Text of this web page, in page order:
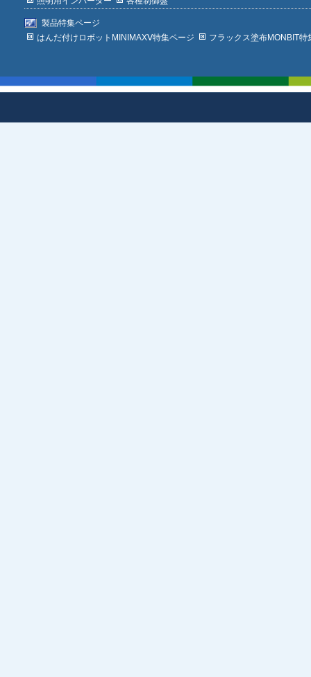
製品特集ページ
はんだ付けロボットMINIMAXⅤ特集ページ
フラックス塗布MONBIT特